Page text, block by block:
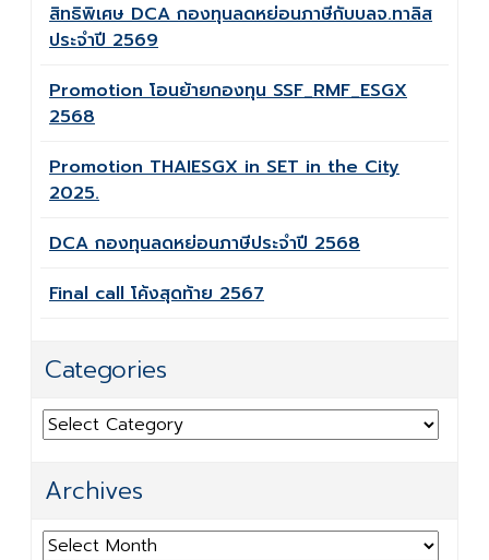
สิทธิพิเศษ DCA กองทุนลดหย่อนภาษีกับบลจ.ทาลิส
ประจำปี 2569
Promotion โอนย้ายกองทุน SSF_RMF_ESGX
2568
Promotion THAIESGX in SET in the City
2025.
DCA กองทุนลดหย่อนภาษีประจำปี 2568
Final call โค้งสุดท้าย 2567
Categories
Categories
Archives
Archives